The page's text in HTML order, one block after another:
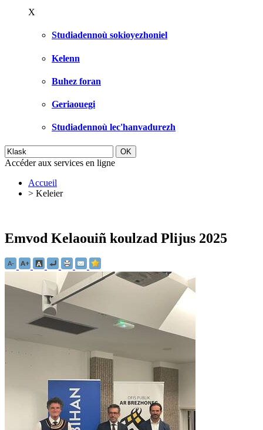
X
Studiadennoù sokioyezhoniel
Kelenn
Buhez foran
Geriaouegi
Studiadennoù lec'hanvadurezh
Accéder aux services en ligne
Accueil
> Keleier
Emvod Kelaouiñ koulzad Plijus 2025